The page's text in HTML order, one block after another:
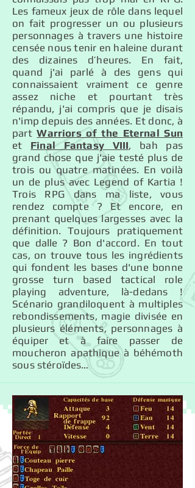
Les fameux jeux de rôle dans lequel
on fait progresser un ou plusieurs
personnages à travers une histoire
censée nous tenir en haleine durant
des dizaines d’heures. En fait,
quand j'ai parlé à des gens qui
connaissaient vraiment ce genre
assez niche et pourtant très
répandu, j'ai compris que je disais
n'imp depuis des années. Et donc, à
partWarriors of the Eternal Sun
et Final Fantasy VIII, bah pas
grand chose que j'aie testé plus de
trois ou quatre matinées. En voilà
un de plus avec Legend of Kartia !
Trois RPG dans ma liste, vous
rendez compte ? Et encore, en
prenant quelques largesses avec la
définition. Toujours pratiquement
que dalle ? Bon d'accord. En tout
cas, on trouve tous les ingrédients
qui fondent les bases d'une bonne
grosse turn based tactical role
playing adventure, là-dedans !
Scénario grandiloquent à multiples
rebondissements, magie divisée en
plusieurs éléments, personnages à
équiper et à faire passer de
moucheron apathique à béhémoth
sous stéroïdes…